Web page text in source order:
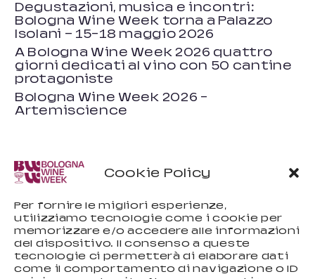
Cookie Policy
Per fornire le migliori esperienze,
utilizziamo tecnologie come i cookie per
memorizzare e/o accedere alle informazioni
del dispositivo. Il consenso a queste
tecnologie ci permetterà di elaborare dati
come il comportamento di navigazione o ID
Degustazioni, musica e incontri:
Bologna Wine Week torna a Palazzo
Isolani — 15-18 maggio 2026
A Bologna Wine Week 2026 quattro
giorni dedicati al vino con 50 cantine
protagoniste
Bologna Wine Week 2026 –
Artemiscience